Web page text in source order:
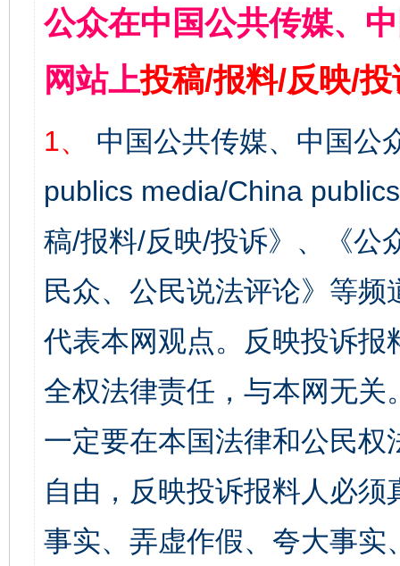
公众在中国公共传媒、
网站上投稿/报料/反映/
1、
中国公共传媒、中国公
publics media/China
稿/报料/反映/投诉》、《公
民众、公民说法评论》等
代表本网观点。反映投诉
全权法律责任，与本网无
一定要在本国法律和公民
自由，反映投诉报料人必
事实、弄虚作假、夸大事